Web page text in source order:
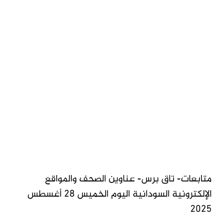
متابعات- تاق برس- عناوين الصحف والمواقع
الإلكترونية السودانية اليوم الخميس 28 أغسطس
2025